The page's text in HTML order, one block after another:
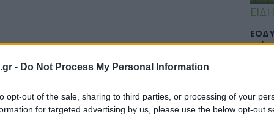
- Do Not Process My Personal Information
opt-out of the sale, sharing to third parties, or processing of your
for targeted advertising by us, please use the below opt-out